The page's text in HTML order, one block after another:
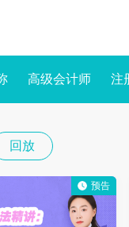
高级会计师 注
回放
预告